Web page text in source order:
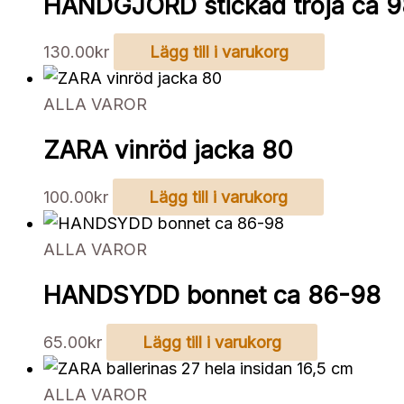
130.00kr Lägg till i varukorg
ALLA VAROR
ZARA vinröd jacka 80
100.00kr Lägg till i varukorg
ALLA VAROR
HANDSYDD bonnet ca 86-98
65.00kr Lägg till i varukorg
ALLA VAROR